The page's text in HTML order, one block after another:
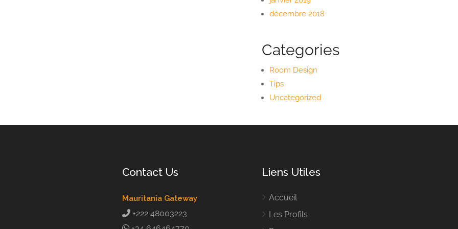
décembre 2018
Categories
Room Design
Tips
Uncategorized
Contact Us
Mauritania Gateway
+222 48003223
Liens Utiles
Accueil
Les Profils